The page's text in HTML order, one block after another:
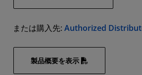
または購入先: Authorized
製品概要を表示